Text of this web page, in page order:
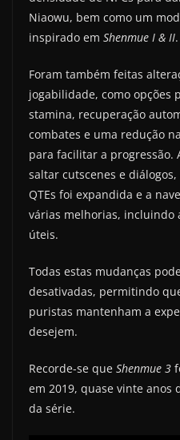
Niaowu, bem como um
inspirado em Shenmue I & II.
Foram também feitas
jogabilidade, como opções
stamina, recuperação
combates e uma redução
para facilitar a progressão.
saltar cutscenes e
QTEs foi expandida e a
várias melhorias, incluindo
úteis.
Todas estas mudanças
desativadas, permitindo
puristas mantenham a
desejem.
Recorde-se que Shenmue 3
em 2019, quase vinte
da série.